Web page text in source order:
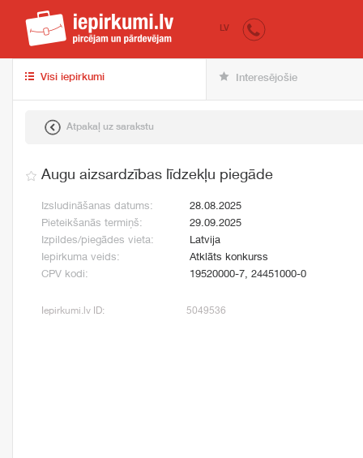
iepirkumi.lv
LV
Visi iepirkumi Interesējošie
Atpakaļ uz sarakstu
Augu aizsardzības līdzekļu piegāde
Izsludināšanas datums:
28.08.2025
Pieteikšanās termiņš:
29.09.2025
Izpildes/piegādes vieta:
Latvija
Iepirkuma veids:
Atklāts konkurss
CPV kodi:
19520000-7, 24451000-0
Iepirkumi.lv ID: 5049536